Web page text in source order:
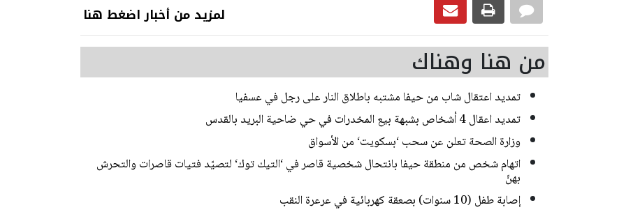
لمزيد من أخبار اضغط هنا
من هنا وهناك
تمديد اعتقال شاب من حيفا مشتبه باطلاق النار على رجل في عسفيا
تمديد اعقال 4 أشخاص بشبهة بيع المخدرات في حي ضاحية البريد بالقدس
وزارة الصحة تعلن عن سحب ‘بسكويت‘ من الأسواق
اتهام شخص من منطقة حيفا بانتحال شخصية قاصر في ‘التيك توك‘ لتصيّد فتيات قاصرات والتحرش
بهنّ
إصابة طفل (10 سنوات) بصعقة كهربائية في عرعرة النقب